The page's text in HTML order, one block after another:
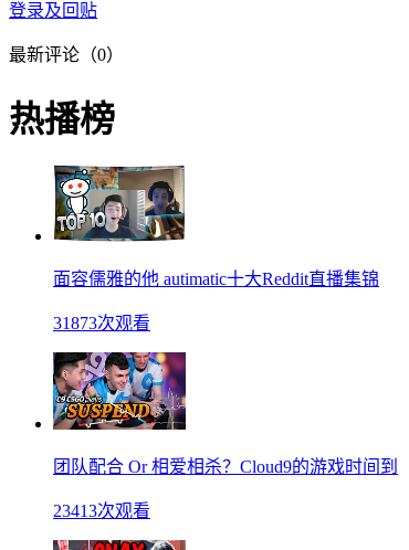
登录及回贴
最新评论（0）
热播榜
面容儒雅的他 autimatic十大Reddit直播集锦
31873次观看
团队配合 Or 相爱相杀？Cloud9的游戏时间到
23413次观看